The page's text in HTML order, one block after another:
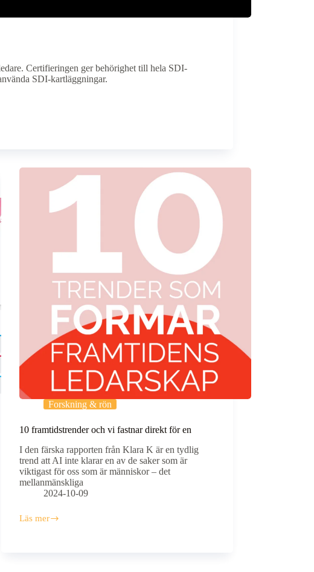
Certifieringen ger behörighet till hela SDI-
SDI-kartläggningar.
Forskning & rön
10 framtidstrender och vi fastnar direkt för en
I den färska rapporten från Klara K är en tydlig
trend att AI inte klarar en av de saker som är
viktigast för oss som är människor – det
mellanmänskliga
2024-10-09
Läs mer
10